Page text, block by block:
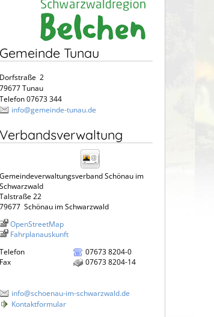
Gemeinde Tunau
Dorfstraße 2
79677 Tunau
Telefon 07673 344
info@gemeinde-tunau.de
Verbandsverwaltung
Gemeindeverwaltungsverband Schönau im
Schwarzwald
Talstraße 22
79677 Schönau im Schwarzwald
OpenStreetMap
Fahrplanauskunft
Telefon
07673 8204-0
Fax
07673 8204-14
info@schoenau-im-schwarzwald.de
Kontaktformular